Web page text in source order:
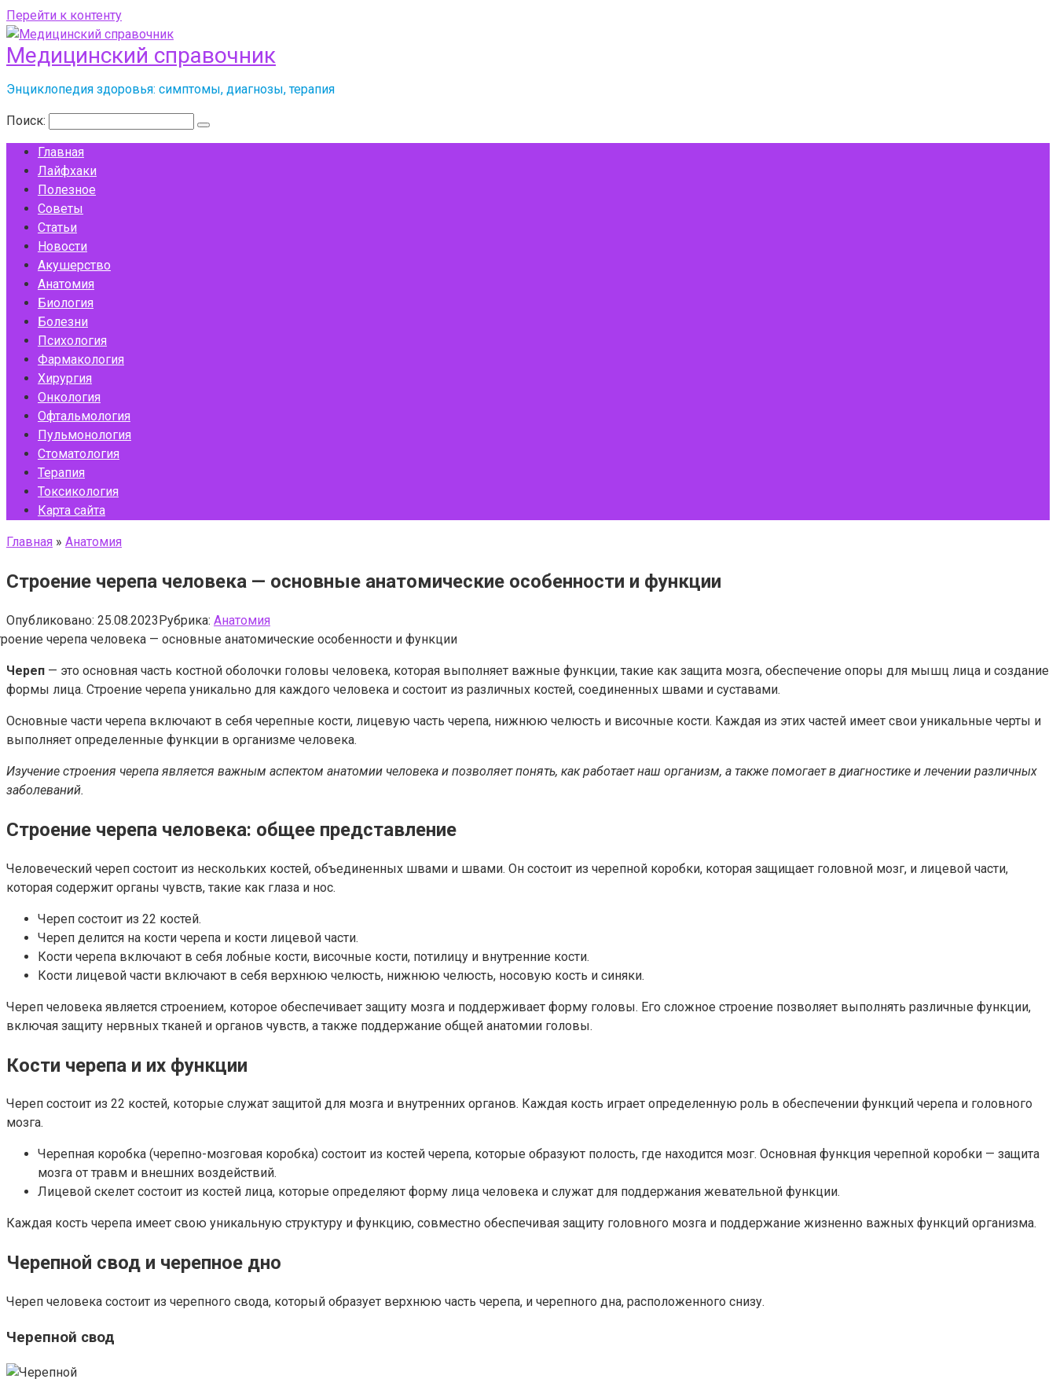
Перейти к контенту
Медицинский справочник
Энциклопедия здоровья: симптомы, диагнозы, терапия
Поиск:
Главная
Лайфхаки
Полезное
Советы
Статьи
Новости
Акушерство
Анатомия
Биология
Болезни
Психология
Фармакология
Хирургия
Онкология
Офтальмология
Пульмонология
Стоматология
Терапия
Токсикология
Карта сайта
Главная » Анатомия
Строение черепа человека — основные анатомические особенности и функции
Опубликовано: 25.08.2023Рубрика: Анатомия
Череп — это основная часть костной оболочки головы человека, которая выполняет важные функции, такие как защита мозга, обеспечение опоры для мышц лица и создание
формы лица. Строение черепа уникально для каждого человека и состоит из различных костей, соединенных швами и суставами.
Основные части черепа включают в себя черепные кости, лицевую часть черепа, нижнюю челюсть и височные кости. Каждая из этих частей имеет свои уникальные черты и
выполняет определенные функции в организме человека.
Изучение строения черепа является важным аспектом анатомии человека и позволяет понять, как работает наш организм, а также помогает в диагностике и лечении различных
заболеваний.
Строение черепа человека: общее представление
Человеческий череп состоит из нескольких костей, объединенных швами и швами. Он состоит из черепной коробки, которая защищает головной мозг, и лицевой части,
которая содержит органы чувств, такие как глаза и нос.
Череп состоит из 22 костей.
Череп делится на кости черепа и кости лицевой части.
Кости черепа включают в себя лобные кости, височные кости, потилицу и внутренние кости.
Кости лицевой части включают в себя верхнюю челюсть, нижнюю челюсть, носовую кость и синяки.
Череп человека является строением, которое обеспечивает защиту мозга и поддерживает форму головы. Его сложное строение позволяет выполнять различные функции,
включая защиту нервных тканей и органов чувств, а также поддержание общей анатомии головы.
Кости черепа и их функции
Череп состоит из 22 костей, которые служат защитой для мозга и внутренних органов. Каждая кость играет определенную роль в обеспечении функций черепа и головного
мозга.
Черепная коробка (черепно-мозговая коробка) состоит из костей черепа, которые образуют полость, где находится мозг. Основная функция черепной коробки — защита
мозга от травм и внешних воздействий.
Лицевой скелет состоит из костей лица, которые определяют форму лица человека и служат для поддержания жевательной функции.
Каждая кость черепа имеет свою уникальную структуру и функцию, совместно обеспечивая защиту головного мозга и поддержание жизненно важных функций организма.
Черепной свод и черепное дно
Череп человека состоит из черепного свода, который образует верхнюю часть черепа, и черепного дна, расположенного снизу.
Черепной свод